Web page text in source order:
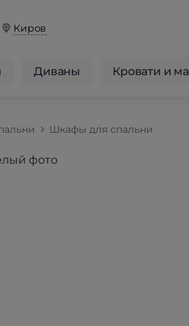
Киров
Диваны Кровати и
Шкафы для спальни